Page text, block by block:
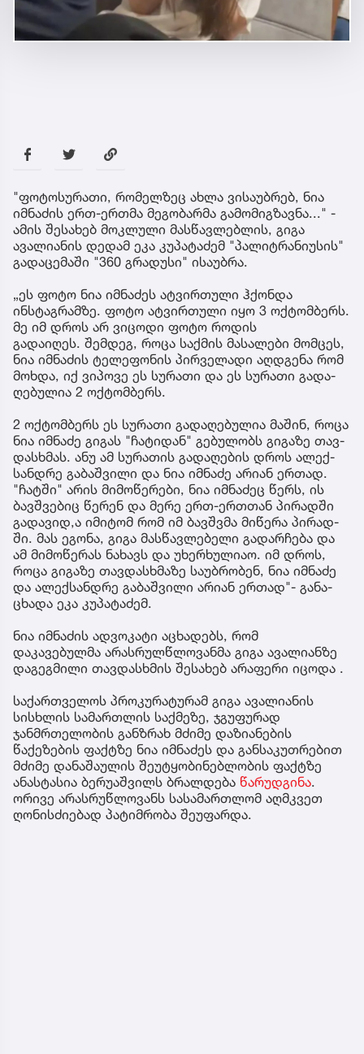
"ფოტოსურათი, რომელზეც ახლა ვისაუბრებ, ნია
იმნაძის ერთ-ერთმა მეგობარმა გამომიგზავნა..." -
ამის შესახებ მოკლული მასწავლებლის, გიგა
ავალიანის დედამ ეკა კუპატაძემ "პალიტრანიუსის"
გადაცემაში "360 გრადუსი" ისაუბრა.
„ეს ფოტო ნია იმნაძეს ატვირთული ჰქონდა
ინსტაგრამზე. ფოტო ატვირთული იყო 3 ოქტომბერს.
მე იმ დროს არ ვიცოდი ფოტო როდის
გადაიღეს. შემ­დეგ, როცა საქ­მის მა­სა­ლე­ბი მომ­ცეს,
ნია იმ­ნა­ძის ტე­ლე­ფო­ნის პირ­ვე­ლა­დი აღ­დგე­ნა რომ
მოხ­და, იქ ვი­პო­ვე ეს სუ­რა­თი და ეს სუ­რა­თი გა­და­
ღე­ბუ­ლია 2 ოქ­ტომ­ბერს.
2 ოქ­ტომ­ბერს ეს სუ­რა­თი გა­და­ღე­ბუ­ლია მა­შინ, როცა
ნია იმ­ნა­ძე გი­გას "ჩა­ტი­დან" გე­ბუ­ლობს გი­გა­ზე თავ­
დას­ხმას. ანუ ამ სუ­რა­თის გა­და­ღე­ბის დროს ალექ­
სან­დრე გა­ბაშ­ვი­ლი და ნია იმ­ნა­ძე არი­ან ერ­თად.
"ჩატ­ში" არის მი­მო­წე­რე­ბი, ნია იმ­ნა­ძეც წერს, ის
ბავ­შვე­ბიც წე­რენ და მერე ერთ-ერ­თთან პი­რად­ში
გა­და­ვი­დ,ა იმი­ტომ რომ იმ ბავ­შვმა მი­წე­რა პი­რად­
ში. მას ეგო­ნა, გიგა მას­წავ­ლე­ბე­ლი გა­დარ­ჩე­ბა და
ამ მი­მო­წე­რას ნა­ხავს და უხერ­ხუ­ლი­აო. იმ დროს,
როცა გი­გა­ზე თავ­დას­ხმა­ზე სა­უბ­რო­ბენ, ნია იმ­ნა­ძე
და ალექ­სან­დრე გა­ბაშ­ვი­ლი არი­ან ერ­თად"- გა­ნა­
ცხა­და ეკა კუ­პა­ტა­ძემ.
ნია იმნაძის ადვოკატი აცხადებს, რომ
დაკავებულმა არასრულწლოვანმა გიგა ავალიანზე
დაგეგმილი თავდასხმის შესახებ არაფერი იცოდა .
საქართველოს პროკურატურამ გიგა ავალიანის
სისხლის სამართლის საქმეზე, ჯგუფურად
ჯანმრთელობის განზრახ მძიმე დაზიანების
წაქეზების ფაქტზე ნია იმნაძეს და განსაკუთრებით
მძიმე დანაშაულის შეუტყობინებლობის ფაქტზე
ანასტასია ბერუაშვილს ბრალდება წარუდგინა.
ორივე არასრუწლოვანს სასამართლომ აღმკვეთ
ღონისძიებად პატიმრობა შეუფარდა.